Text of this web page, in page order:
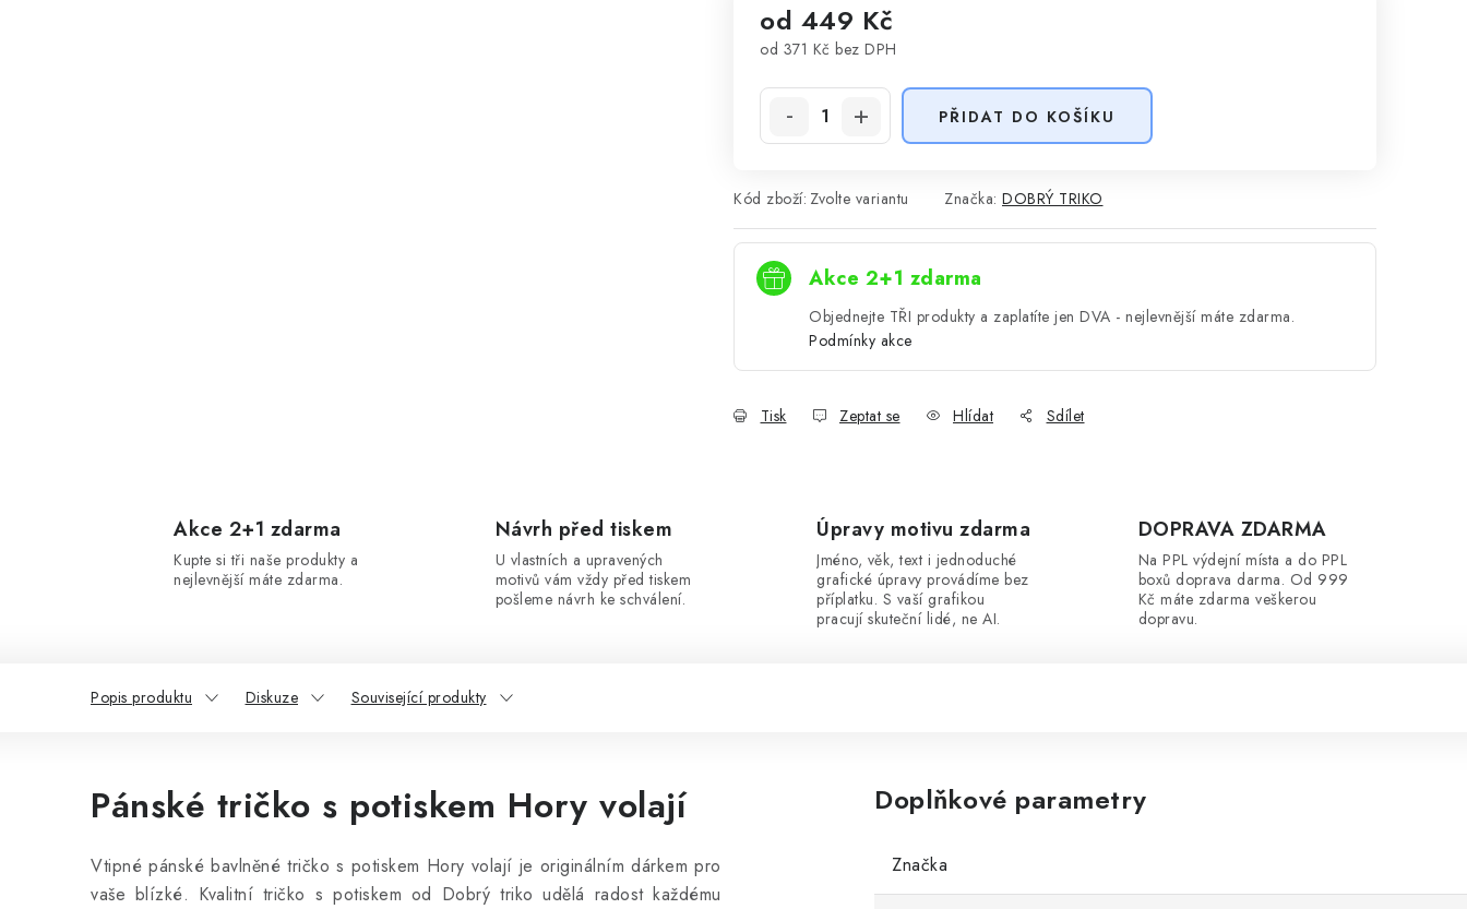
od 449 Kč
od 371 Kč bez DPH
PŘIDAT DO KOŠÍKU
Kód zboží: Zvolte variantu Značka: DOBRÝ TRIKO
Akce 2+1 zdarma
Objednejte TŘI produkty a zaplatíte jen DVA - nejlevnější máte zdarma.
Podmínky akce
Tisk Zeptat se Hlídat Sdílet
Akce 2+1 zdarma
Kupte si tři naše produkty a
nejlevnější máte zdarma.
Návrh před tiskem
U vlastních a upravených
motivů vám vždy před tiskem
pošleme návrh ke schválení.
Úpravy motivu zdarma
Jméno, věk, text i jednoduché
grafické úpravy provádíme bez
příplatku. S vaší grafikou
pracují skuteční lidé, ne AI.
DOPRAVA ZDARMA
Na PPL výdejní místa a do PPL
boxů doprava darma. Od 999
Kč máte zdarma veškerou
dopravu.
Popis produktu Diskuze Související produkty
Pánské tričko s potiskem Hory volají
Vtipné pánské bavlněné tričko s potiskem Hory volají je originálním dárkem pro
vaše blízké. Kvalitní tričko s potiskem od Dobrý triko udělá radost každému
Doplňkové parametry
Značka